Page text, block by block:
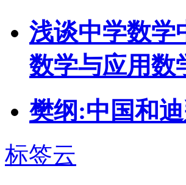
浅谈中学数学
数学与应用数
樊纲:中国和
标签云